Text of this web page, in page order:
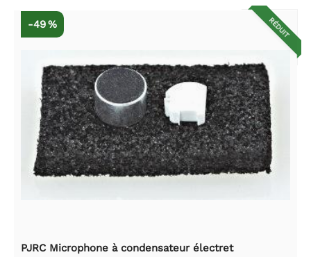
RÉDUIT
-49 %
PJRC Microphone à condensateur électret